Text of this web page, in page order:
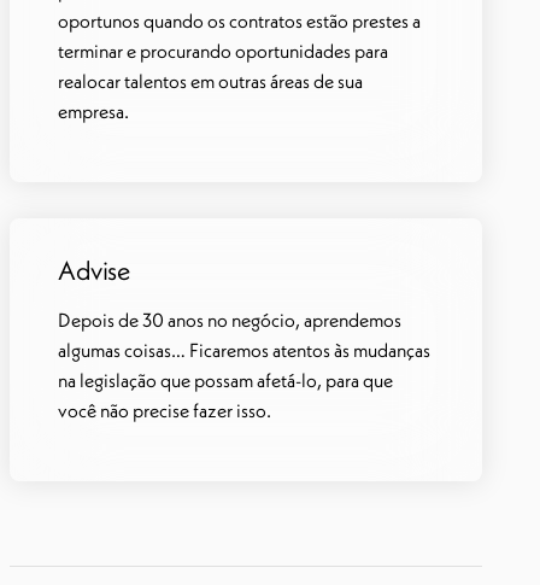
oportunos quando os contratos estão prestes a
terminar e procurando oportunidades para
realocar talentos em outras áreas de sua
empresa.
Advise
Depois de 30 anos no negócio, aprendemos
algumas coisas… Ficaremos atentos às mudanças
na legislação que possam afetá-lo, para que
você não precise fazer isso.